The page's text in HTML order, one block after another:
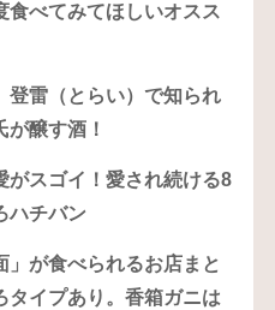
食べてみてほしいオスス
登雷（とらい）で知られ
醸す酒！
がスゴイ！愛され続ける8
ハチバン
」が食べられるお店まと
タイプあり。香箱ガニは